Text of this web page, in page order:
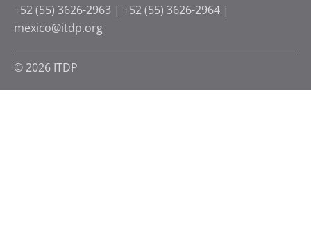
+52 (55) 3626-2963 | +52 (55) 3626-2964 |
mexico@itdp.org
© 2026 ITDP